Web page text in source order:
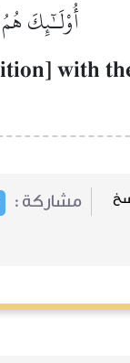
أُوْلَـٰٓئِكَ
with
مشاركة :